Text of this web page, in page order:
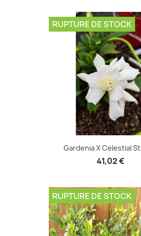
Gardenia X Celestial
41,02 €
RUPTURE DE STOCK
RUPTURE DE STOCK